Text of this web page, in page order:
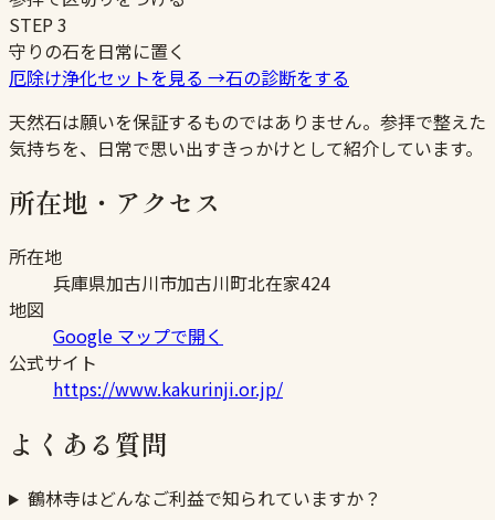
STEP3
守りの石を日常に置く
厄除け浄化セットを見る →石の診断をする
天然石は願いを保証するものではありません。参拝で整えた
気持ちを、日常で思い出すきっかけとして紹介しています。
所在地・アクセス
所在地
兵庫県加古川市加古川町北在家424
地図
Google マップで開く
公式サイト
https://www.kakurinji.or.jp/
よくある質問
鶴林寺はどんなご利益で知られていますか？